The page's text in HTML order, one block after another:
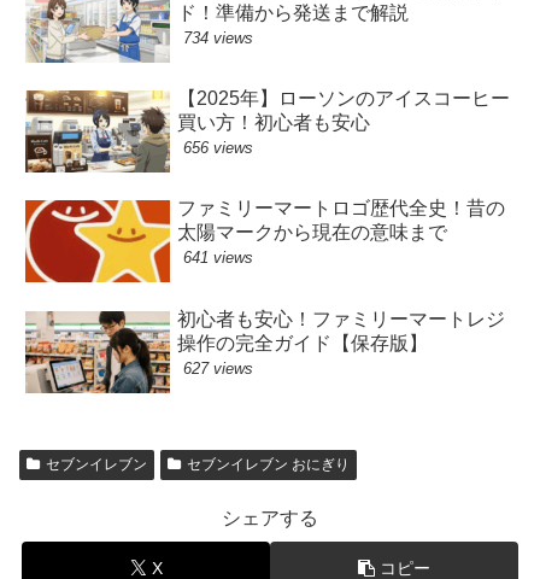
ド！準備から発送まで解説
734 views
【2025年】ローソンのアイスコーヒー
買い方！初心者も安心
656 views
ファミリーマートロゴ歴代全史！昔の
太陽マークから現在の意味まで
641 views
初心者も安心！ファミリーマートレジ
操作の完全ガイド【保存版】
627 views
セブンイレブン セブンイレブン おにぎり
シェアする
X コピー